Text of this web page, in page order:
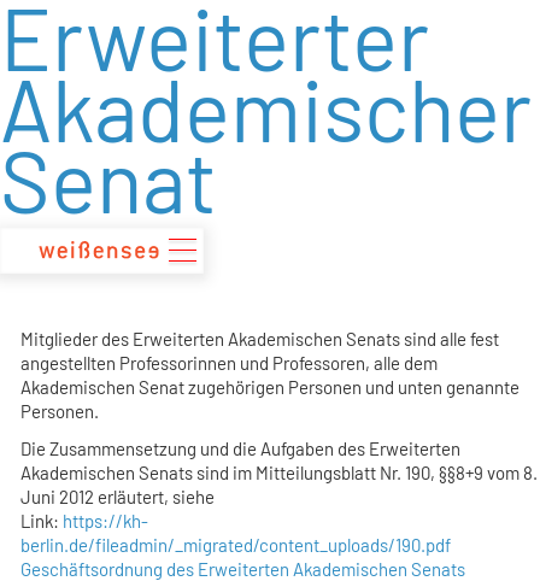
zum
Inhalt
Erweiterter
Akademischer
Senat
Mitglieder des Erweiterten Akademischen Senats sind alle fest
angestellten Professorinnen und Professoren, alle dem
Akademischen Senat zugehörigen Personen und unten genannte
Personen.
Die Zusammensetzung und die Aufgaben des Erweiterten
Akademischen Senats sind im Mitteilungsblatt Nr. 190, §§8+9 vom 8.
Juni 2012 erläutert, siehe
Link: https://kh-
berlin.de/fileadmin/_migrated/content_uploads/190.pdf
Geschäftsordnung des Erweiterten Akademischen Senats